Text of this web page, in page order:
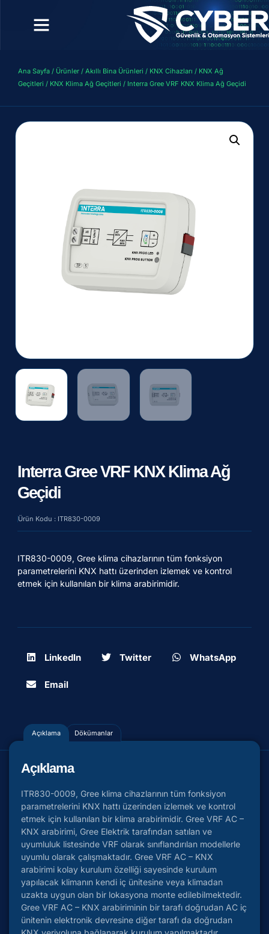
Ana Sayfa / Ürünler / Akıllı Bina Ürünleri / KNX Cihazları / KNX Ağ
Geçitleri / KNX Klima Ağ Geçitleri / Interra Gree VRF KNX Klima Ağ Geçidi
Interra Gree VRF KNX Klima Ağ
Geçidi
Ürün Kodu : ITR830-0009
ITR830-0009, Gree klima cihazlarının tüm fonksiyon
parametrelerini KNX hattı üzerinden izlemek ve kontrol
etmek için kullanılan bir klima arabirimidir.
LinkedIn Twitter WhatsApp
Email
Açıklama Dökümanlar
Açıklama
ITR830-0009, Gree klima cihazlarının tüm fonksiyon
parametrelerini KNX hattı üzerinden izlemek ve kontrol
etmek için kullanılan bir klima arabirimidir. Gree VRF AC –
KNX arabirimi, Gree Elektrik tarafından satılan ve
uyumluluk listesinde VRF olarak sınıflandırılan modellerle
uyumlu olarak çalışmaktadır. Gree VRF AC – KNX
arabirimi kolay kurulum özelliği sayesinde kurulum
yapılacak klimanın kendi iç ünitesine veya klimadan
uzakta uygun olan bir lokasyona monte edilebilmektedir.
Gree VRF AC – KNX arabiriminin bir tarafı doğrudan AC iç
ünitenin elektronik devresine diğer tarafı da doğrudan